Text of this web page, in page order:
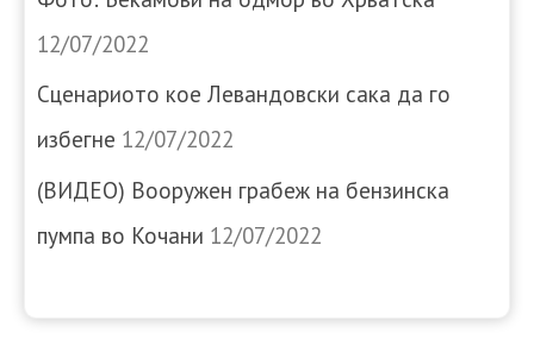
12/07/2022
Сценариото кое Левандовски сака да го
избегне 12/07/2022
(ВИДЕО) Вооружен грабеж на бензинска
пумпа во Кочани 12/07/2022